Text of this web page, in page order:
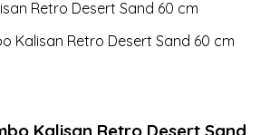
Kalisan Retro Desert Sand